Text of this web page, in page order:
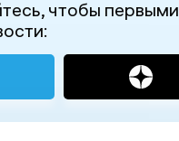
чтобы первыми